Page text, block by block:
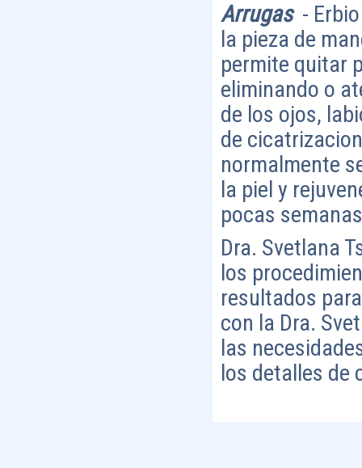
Arrugas -
la pieza de
permite quitar
eliminando o
de los ojos,
de
normalmente
la piel y
pocas
Dra. Svetlana
los
resultados
con la Dra.
las
los detalles de